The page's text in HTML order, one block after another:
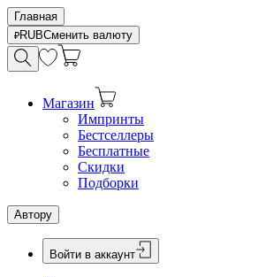
Главная
RUBСменить валюту
Магазин
Импринты
Бестселлеры
Бесплатные
Скидки
Подборки
Автору
Войти в аккаунт